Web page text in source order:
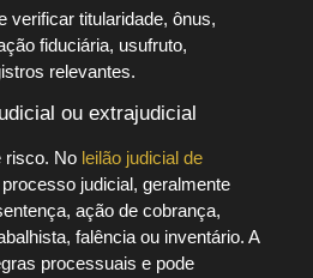
verificar titularidade, ônus,
fiduciária, usufruto,
relevantes.
ou extrajudicial
risco. No leilão judicial de
judicial, geralmente
ação de cobrança,
falência ou inventário. A
processuais e pode